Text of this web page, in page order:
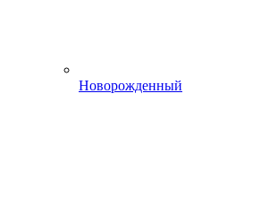
Новорожденный